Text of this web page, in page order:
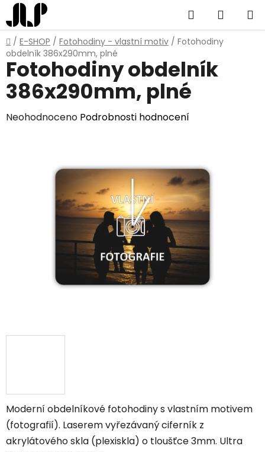
Přejít
na
obsah
Hledat
KOŠÍK
Domů
/ E-SHOP / Fotohodiny - vlastní motiv / Fotohodiny
obdelník 386x290mm, plné
Moderní obdelníkové fotohodiny s vlastním motivem
(fotografií). Laserem vyřezávaný ciferník z
akrylátového skla (plexiskla) o tloušťce 3mm. Ultra
Fotohodiny obdelník
386x290mm, plné
Průměrné
Neohodnoceno Podrobnosti hodnocení